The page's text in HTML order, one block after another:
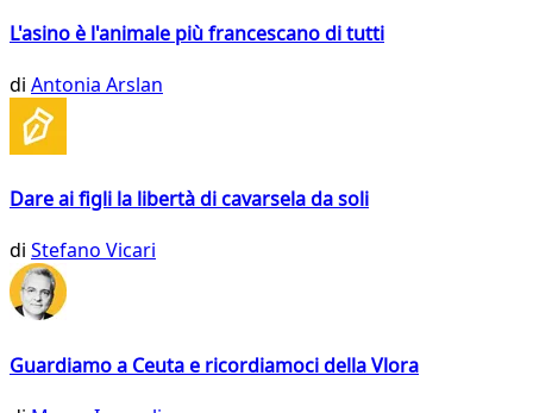
L'asino è l'animale più francescano di tutti
di Antonia Arslan
Dare ai figli la libertà di cavarsela da soli
di Stefano Vicari
Guardiamo a Ceuta e ricordiamoci della Vlora